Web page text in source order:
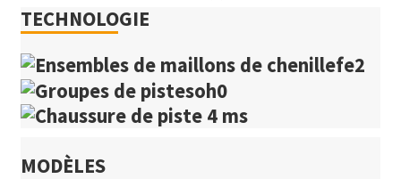
TECHNOLOGIE
MODÈLES